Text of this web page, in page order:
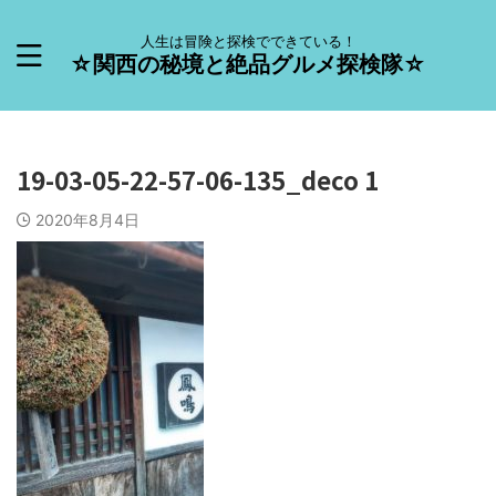
人生は冒険と探検でできている！
☆関西の秘境と絶品グルメ探検隊☆
19-03-05-22-57-06-135_deco 1
2020年8月4日